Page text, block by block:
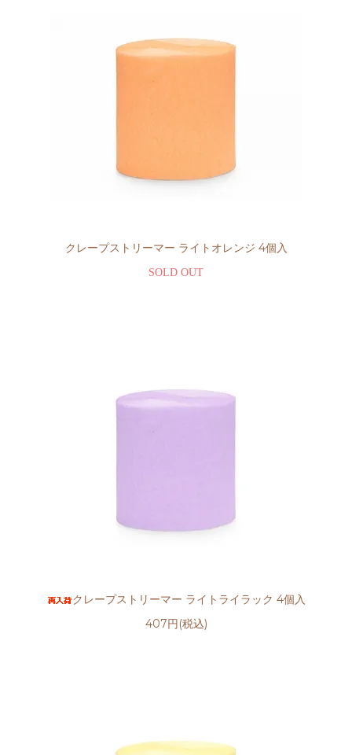
クレープストリーマー ライトオレンジ 4個入
SOLD OUT
クレープストリーマー ライトライラック 4個入
407円(税込)